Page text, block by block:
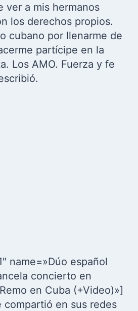
ver a mis hermanos
los derechos propios.
cubano por llenarme de
partícipe en la
Los AMO. Fuerza y fe
name=»Dúo español
concierto en
en Cuba (+Video)»]
compartió en sus redes